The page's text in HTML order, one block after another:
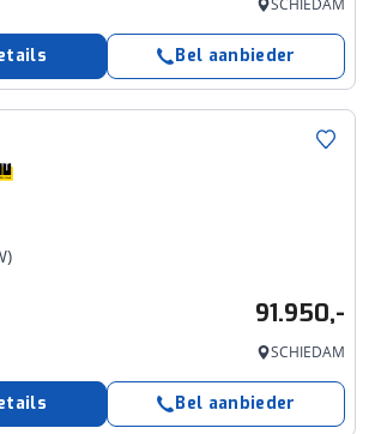
SCHIEDAM
Bel aanbieder
91.950,-
SCHIEDAM
Bel aanbieder